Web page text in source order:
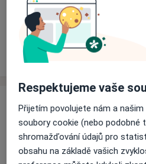
Ceník
Ceník
Informace o službách a
Tento specialista ještě
svých
Respektujeme vaše
Přijetím povolujete nám a
soubory cookie (nebo podobné
shromažďování údajů pro
obsahu na základě vašich